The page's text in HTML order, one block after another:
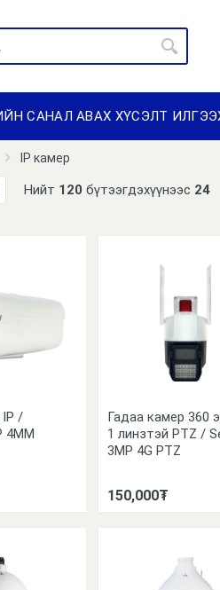
САНАЛ АВАХ ХҮСЭЛТ
IP камер
Нийт 120 бүтээгдэхүүнээс 24
IP /
4MM
Гадаа камер 360
1 линзтэй PTZ /
3MP 4G PTZ
150,000₮